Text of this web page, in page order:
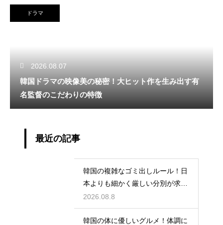
ドラマ
2026.08.07
韓国ドラマの映像美の秘密！大ヒット作を生み出す有
名監督のこだわりの特徴
最近の記事
韓国の複雑なゴミ出しルール！日
本よりも細かく厳しい分別が求め
られる理由
2026.08.8
韓国の体に優しいグルメ！体調に